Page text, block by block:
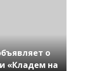
о
«Кладем на